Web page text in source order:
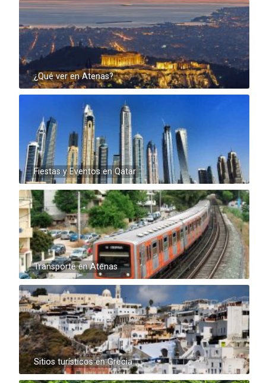
¿Qué ver en Atenas?
Fiestas y Eventos en Qatar
Transporte en Atenas
Sitios turísticos en Grecia